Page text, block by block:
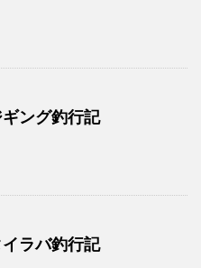
ング釣行記
ラバ釣行記